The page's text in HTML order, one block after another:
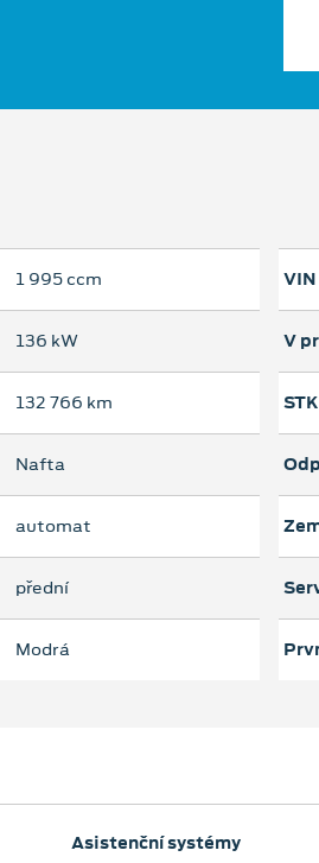
1 995 ccm
136 kW
132 766 km
Nafta
automat
přední
Modrá
VIN
V
Asistenční systémy